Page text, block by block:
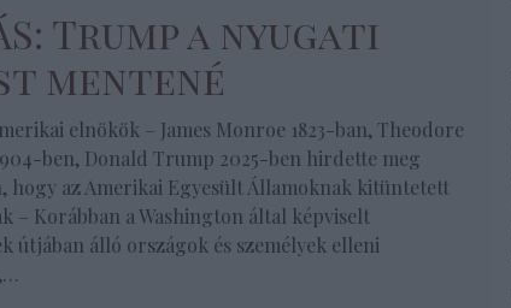
Trump a nyugati
mentené
elnökök – James Monroe 1823-ban, Theodore
ben, Donald Trump 2025-ben hirdette meg
hogy az Amerikai Egyesült Államoknak kitüntetett
– Korábban a Washington által képviselt
útjában álló országok és személyek elleni